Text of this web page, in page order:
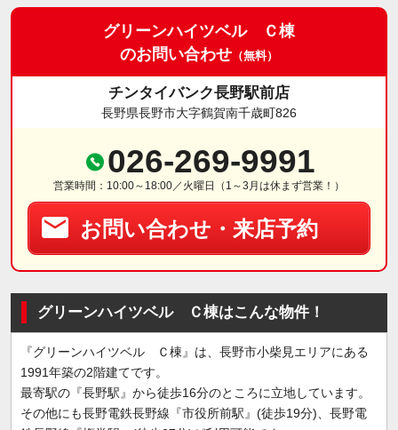
グリーンハイツベル Ｃ棟
のお問い合わせ （無料）
チンタイバンク長野駅前店
長野県長野市大字鶴賀南千歳町826
026-269-9991
営業時間：10:00～18:00／火曜日（1～3月は休まず営業！）
お問い合わせ・来店予約
グリーンハイツベル Ｃ棟はこんな物件！
『グリーンハイツベル Ｃ棟』は、長野市小柴見エリアにある
1991年築の2階建てです。
最寄駅の『長野駅』から徒歩16分のところに立地しています。
その他にも長野電鉄長野線『市役所前駅』(徒歩19分)、長野電